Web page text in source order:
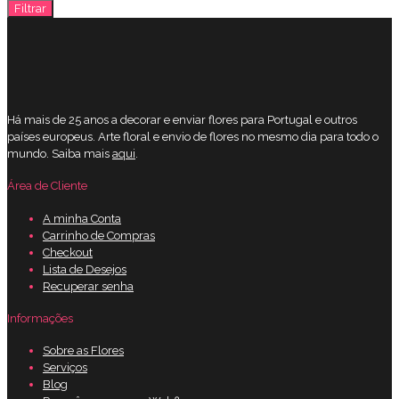
máximo
Filtrar
Há mais de 25 anos a decorar e enviar flores para Portugal e outros
países europeus. Arte floral e envio de flores no mesmo dia para todo o
mundo. Saiba mais aqui.
Área de Cliente
A minha Conta
Carrinho de Compras
Checkout
Lista de Desejos
Recuperar senha
Informações
Sobre as Flores
Serviços
Blog